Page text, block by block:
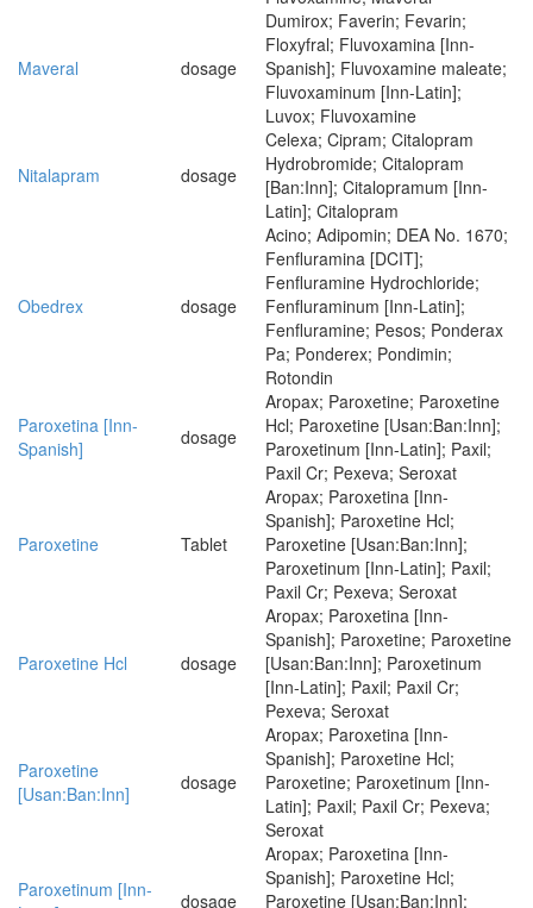
Maveral dosage
Dumirox; Faverin; Fevarin;
Floxyfral; Fluvoxamina [Inn-
Spanish]; Fluvoxamine maleate;
Fluvoxaminum [Inn-Latin];
Luvox; Fluvoxamine
Nitalapram dosage
Celexa; Cipram; Citalopram
Hydrobromide; Citalopram
[Ban:Inn]; Citalopramum [Inn-
Latin]; Citalopram
Obedrex dosage
Acino; Adipomin; DEA No. 1670;
Fenfluramina [DCIT];
Fenfluramine Hydrochloride;
Fenfluraminum [Inn-Latin];
Fenfluramine; Pesos; Ponderax
Pa; Ponderex; Pondimin;
Rotondin
Paroxetina [Inn-
Spanish]
dosage
Aropax; Paroxetine; Paroxetine
Hcl; Paroxetine [Usan:Ban:Inn];
Paroxetinum [Inn-Latin]; Paxil;
Paxil Cr; Pexeva; Seroxat
Paroxetine Tablet
Aropax; Paroxetina [Inn-
Spanish]; Paroxetine Hcl;
Paroxetine [Usan:Ban:Inn];
Paroxetinum [Inn-Latin]; Paxil;
Paxil Cr; Pexeva; Seroxat
Paroxetine Hcl dosage
Aropax; Paroxetina [Inn-
Spanish]; Paroxetine; Paroxetine
[Usan:Ban:Inn]; Paroxetinum
[Inn-Latin]; Paxil; Paxil Cr;
Pexeva; Seroxat
Paroxetine
[Usan:Ban:Inn]
dosage
Aropax; Paroxetina [Inn-
Spanish]; Paroxetine Hcl;
Paroxetine; Paroxetinum [Inn-
Latin]; Paxil; Paxil Cr; Pexeva;
Seroxat
Paroxetinum [Inn-
dosage
Aropax; Paroxetina [Inn-
Spanish]; Paroxetine Hcl;
Paroxetine [Usan:Ban:Inn];